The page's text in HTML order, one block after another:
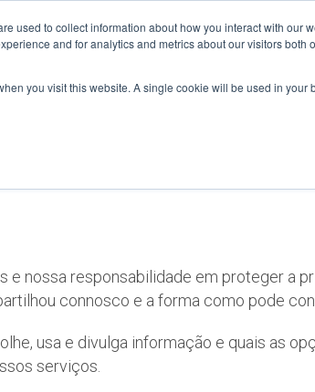
used to collect information about how you interact with our
and for analytics and metrics about our visitors both
you visit this website. A single cookie will be used in your
de
nossa responsabilidade em proteger a
connosco e a forma como pode
usa e divulga informação e quais as
serviços.